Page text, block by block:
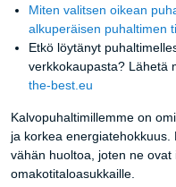
Miten valitsen oikean
alkuperäisen puhaltimen
Etkö löytänyt
verkkokaupasta? Lähetä
the-best.eu
Kalvopuhaltimillemme on
ja korkea
vähän huoltoa, joten ne ovat
omakotitaloasukkaille.